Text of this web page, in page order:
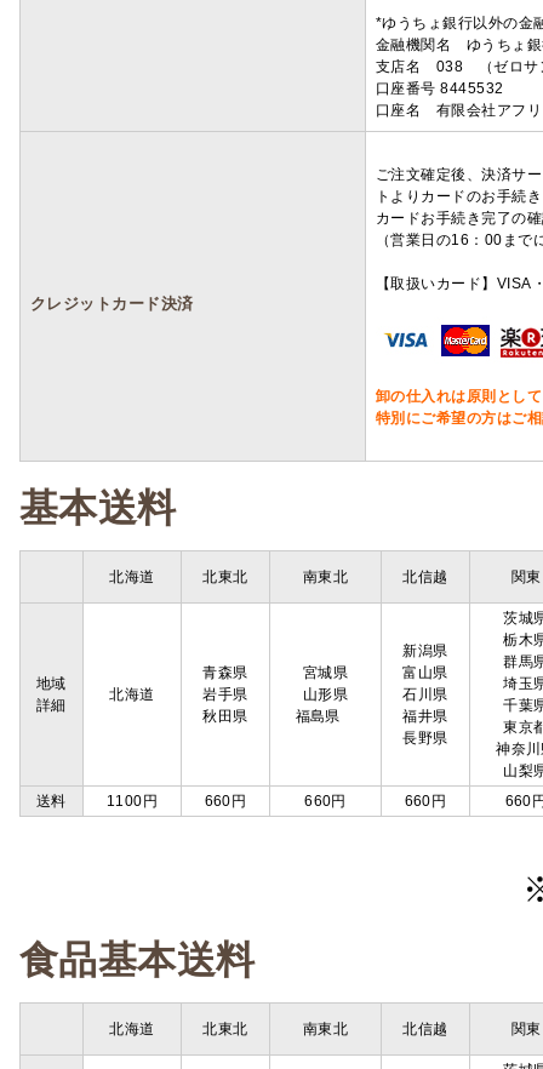
*ゆうちょ銀行以外の金
金融機関名 ゆうちょ
支店名 038 （ゼロサ
口座番号 8445532
口座名 有限会社アフ
クレジットカード決済
ご注文確定後、決済サ
トよりカードのお手続
カードお手続き完了の
（営業日の16：00ま
【取扱いカード】
卸の仕入れは原則とし
特別にご希望の方はご
基本送料
北海道 北東北 南東北 北信越 関東
地域
詳細
北海道
青森県
岩手県
秋田県
宮城県
山形県
福島県
新潟県
富山県
石川県
福井県
長野県
茨城
栃木
群馬
埼玉
千葉
東京
神奈
山梨
送料
1100円 660円 660円 660円 660
食品基本送料
北海道 北東北 南東北 北信越 関東